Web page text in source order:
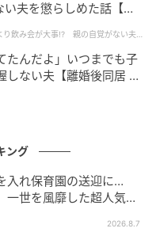
ープン日時：2026年
梅市河辺町6-4-8 営業
冠店 オープン日
琶店 オープン日
：兵庫県神戸市灘区
1F 営業時間：9:00-
夫を懲らしめた話【第1
り飲み会が大事!? 親の自覚がない夫を
たんだよ」いつまでも子
しない夫【離婚後同居 Vo
ング
入れ保育園の送迎に…
一世を風靡した超人気タ
2026.8.7